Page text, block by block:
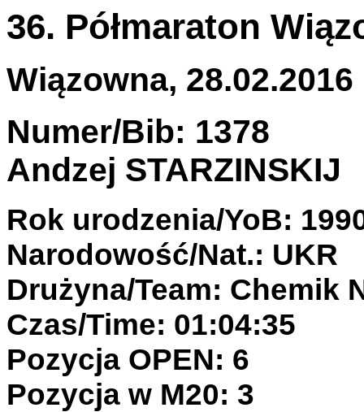
36. Półmaraton
Wiązowna, 28.02.2016
Numer/Bib: 1378
Andzej STARZINSKIJ
Rok urodzenia/YoB:
Narodowość/Nat.: UKR
Drużyna/Team: Chemik
Czas/Time: 01:04:35
Pozycja OPEN: 6
Pozycja w M20: 3